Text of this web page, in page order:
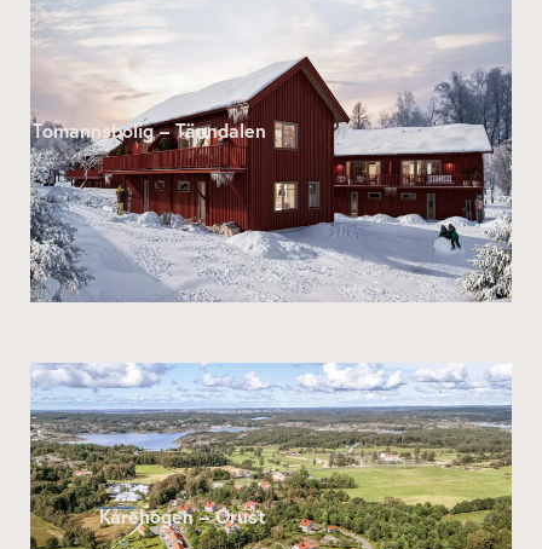
Tomannsbolig – Tänndalen
Kårehogen – Orust